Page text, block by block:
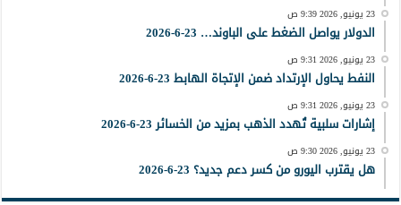
23 يونيو, 2026 9:39 ص
الدولار يواصل الضغط على الباوند… 23-6-2026
23 يونيو, 2026 9:31 ص
النفط يحاول الإرتداد ضمن الإتجاة الهابط 23-6-2026
23 يونيو, 2026 9:31 ص
إشارات سلبية تُهدد الذهب بمزيد من الخسائر 23-6-2026
23 يونيو, 2026 9:30 ص
هل يقترب اليورو من كسر دعم جديد؟ 23-6-2026